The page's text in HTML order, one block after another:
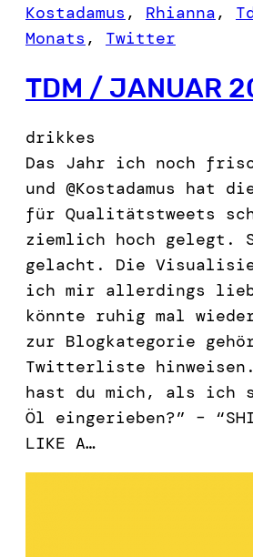
Kostadamus , Rhianna,
Monats , Twitter
TDM / JANUAR
drikkes
Das Jahr ich noch
und @Kostadamus hat
für Qualitätstweets
ziemlich hoch gelegt.
gelacht. Die
ich mir allerdings
könnte ruhig mal
zur Blogkategorie
Twitterliste
hast du mich, als ich
Öl eingerieben?” –
LIKE A…